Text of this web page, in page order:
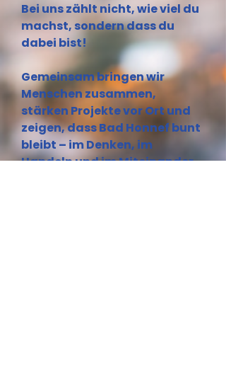
Bei uns zählt nicht, wie viel du
machst, sondern dass du
dabei bist!
Gemeinsam bringen wir
Menschen zusammen,
stärken Projekte vor Ort und
zeigen, dass Bad Honnef bunt
bleibt – im Denken, im
Handeln und im Miteinander.